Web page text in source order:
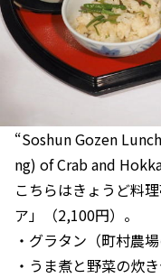
“Soshun Gozen
ng) of Crab and
こちらはきょうど料
ア」（2,100円）。
・グラタン（町村農場
・うま煮と野菜の炊